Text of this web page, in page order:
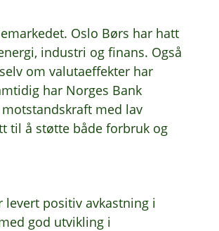
Oslo Børs har hatt
industri og finans. Også
om valutaeffekter har
har Norges Bank
med lav
til å støtte både forbruk og
positiv avkastning i
god utvikling i